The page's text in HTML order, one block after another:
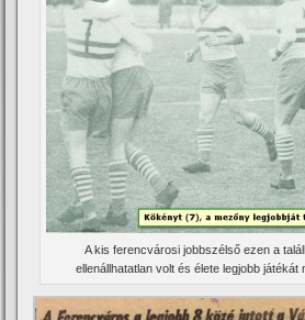
A kis ferencvárosi jobbszélső ezen a
ellenállhatatlan volt és élete legjobb játékát